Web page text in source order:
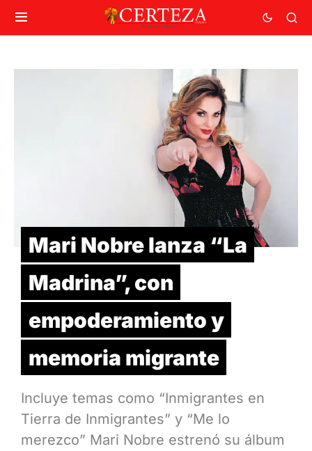
Mari Nobre lanza “La
Madrina”, con
empoderamiento y
memoria migrante
Incluye temas como “Inmigrantes en
Tierra de Inmigrantes” y “Me lo
merezco” Mari Nobre estrenó su álbum